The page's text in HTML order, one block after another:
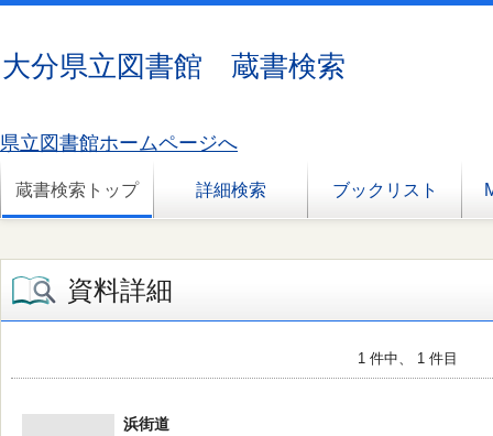
大分県立図書館 蔵書検索
県立図書館ホームページへ
蔵書検索トップ 詳細検索 ブックリスト
資料詳細
1 件中、 1 件目
浜街道